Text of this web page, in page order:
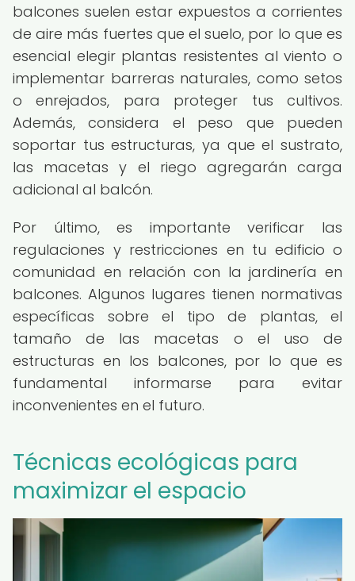
balcones suelen estar expuestos a corrientes
de aire más fuertes que el suelo, por lo que es
esencial elegir plantas resistentes al viento o
implementar barreras naturales, como setos
o enrejados, para proteger tus cultivos.
Además, considera el peso que pueden
soportar tus estructuras, ya que el sustrato,
las macetas y el riego agregarán carga
adicional al balcón.
Por último, es importante verificar las
regulaciones y restricciones en tu edificio o
comunidad en relación con la jardinería en
balcones. Algunos lugares tienen normativas
específicas sobre el tipo de plantas, el
tamaño de las macetas o el uso de
estructuras en los balcones, por lo que es
fundamental informarse para evitar
inconvenientes en el futuro.
Técnicas ecológicas para
maximizar el espacio